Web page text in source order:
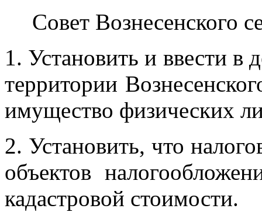
Совет Вознесенского
1. Установить и ввести в
территории
имущество физических
2. Установить, что
объектов
кадастровой стоимости.